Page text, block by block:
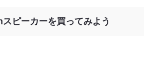
ピーカーを買ってみよう